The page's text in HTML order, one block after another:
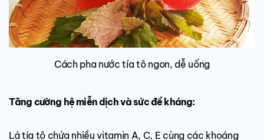
Cách pha nước tía tô ngon, dễ uống
Tăng cường hệ miễn dịch và sức đề kháng:
Lá tía tô chứa nhiều vitamin A, C, E cùng các khoáng